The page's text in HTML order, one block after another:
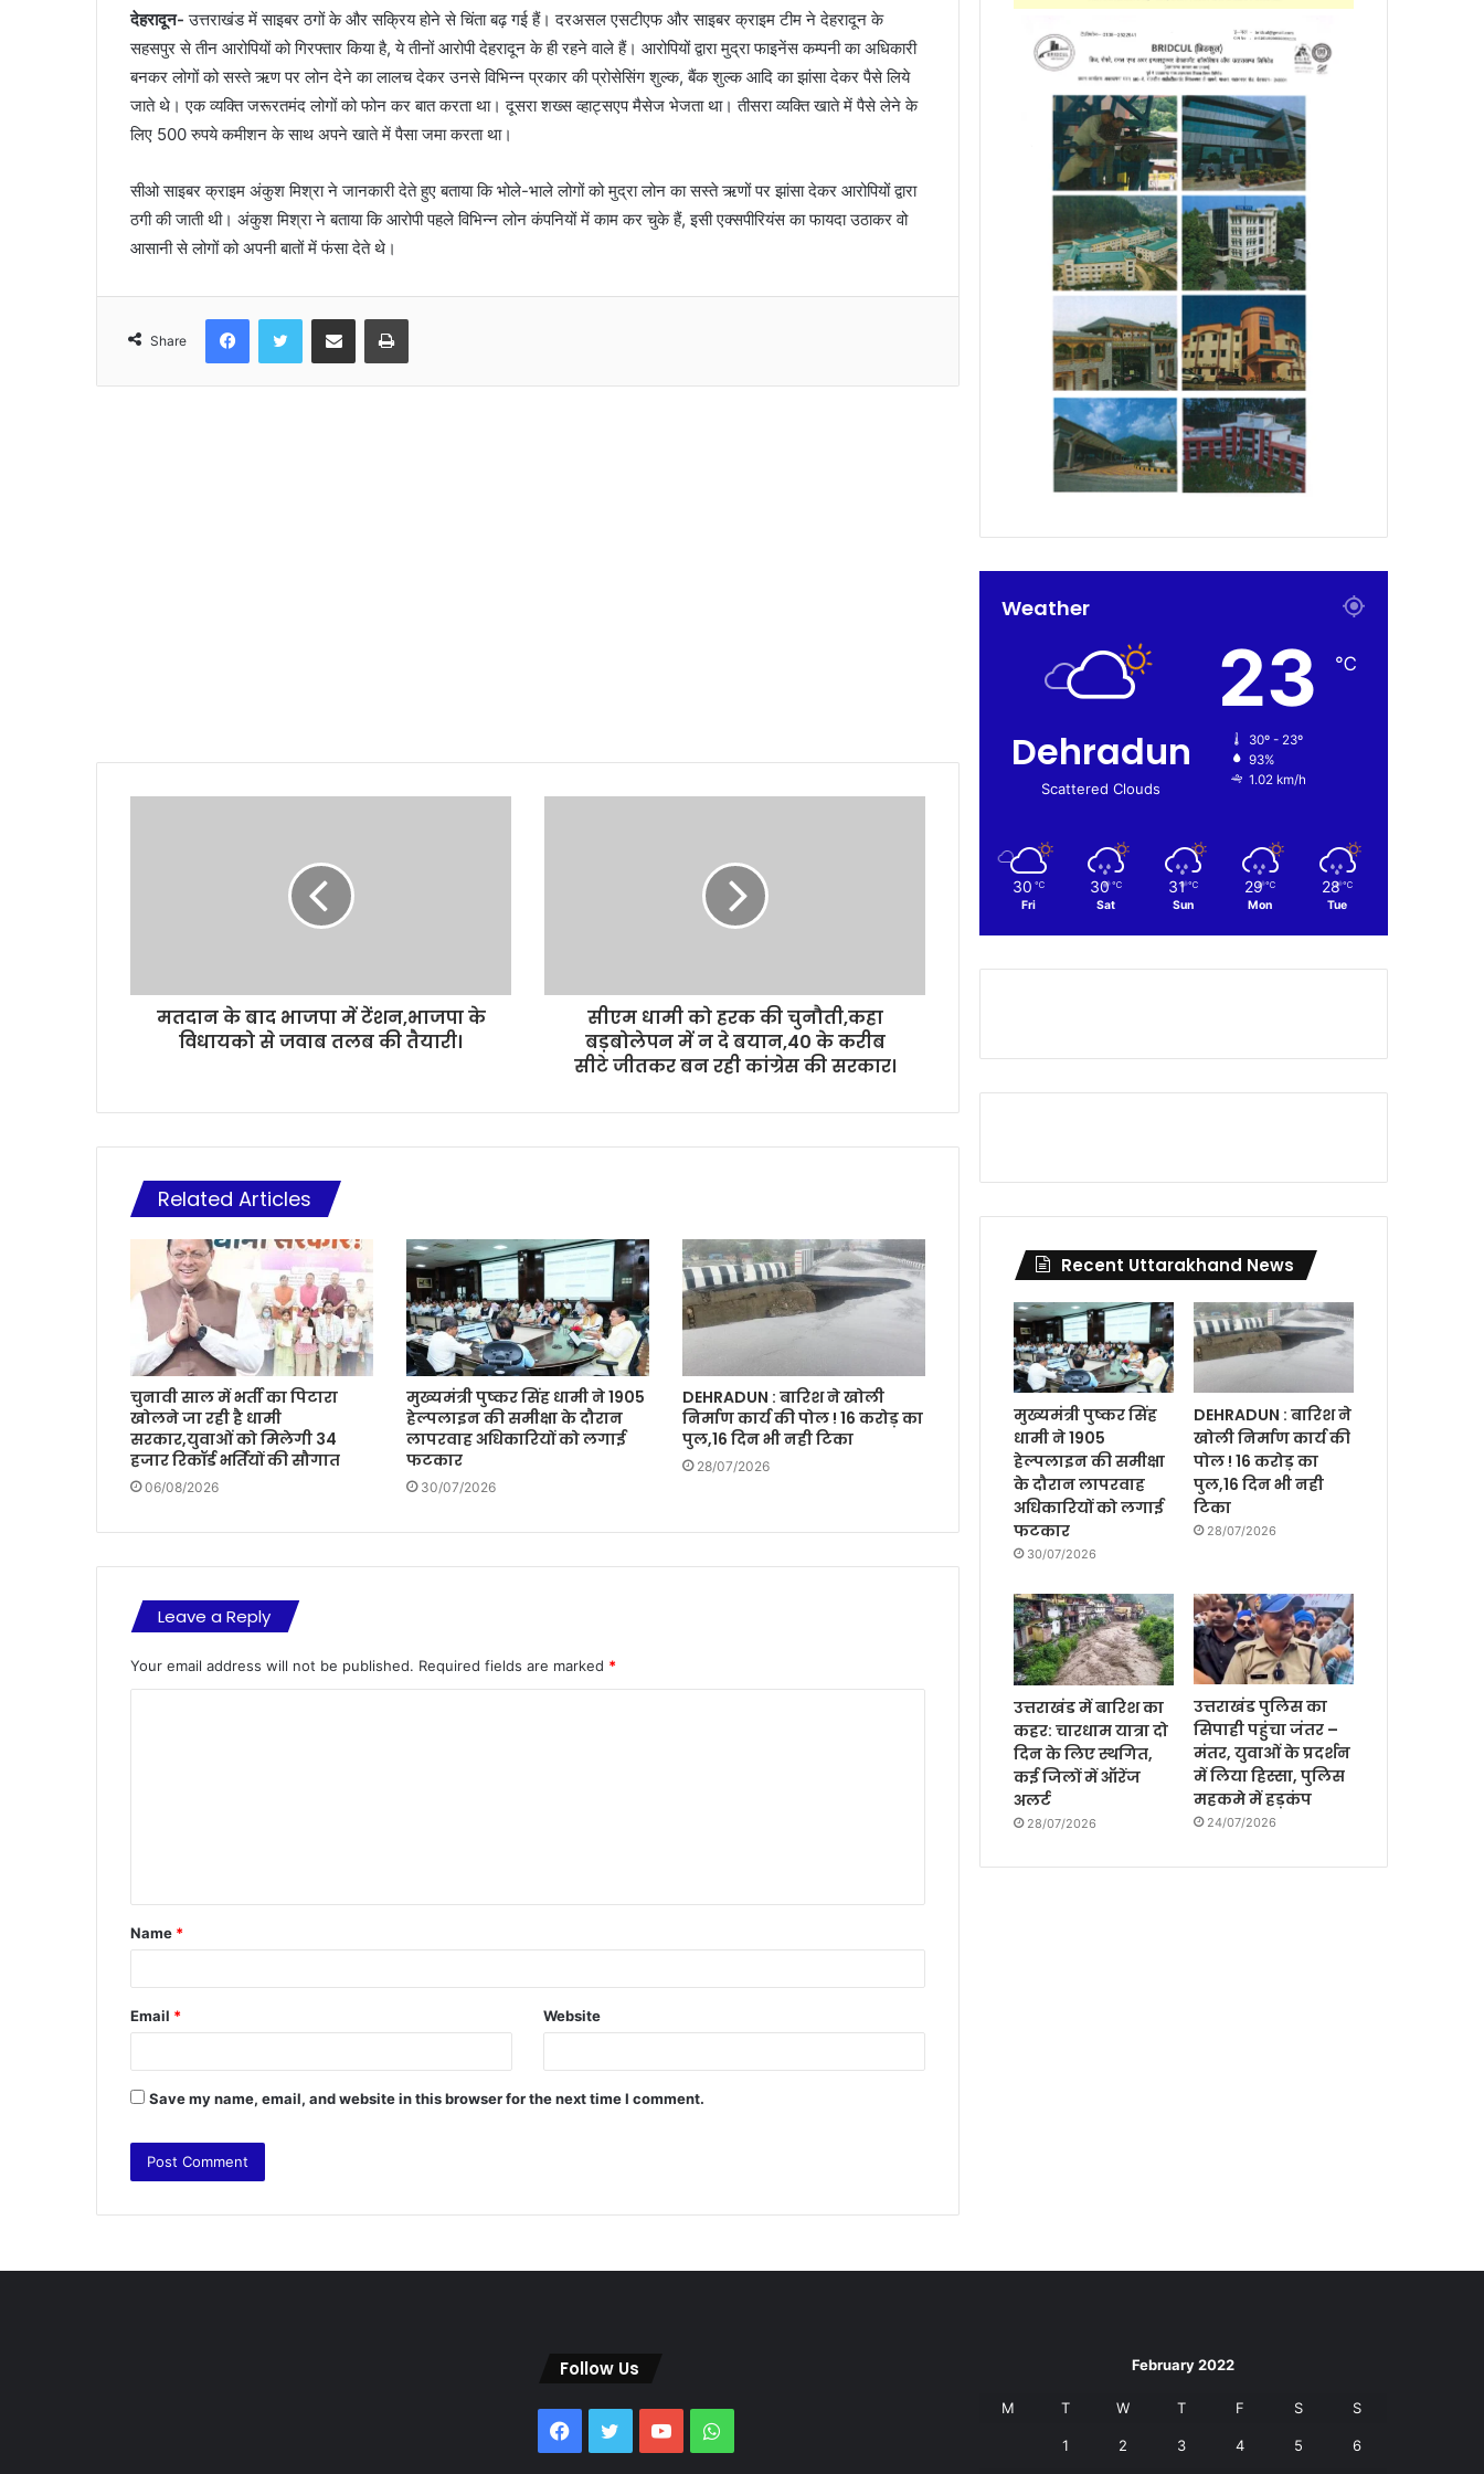
देहरादून-उत्तराखंड में साइबर ठगों के और सक्रिय होने से चिंता बढ़ गई हैं। दरअसल एसटीएफ और साइबर क्राइम टीम ने देहरादून के
सहसपुर से तीन आरोपियों को गिरफ्तार किया है, ये तीनों आरोपी देहरादून के ही रहने वाले हैं। आरोपियों द्वारा मुद्रा फाइनेंस कम्पनी का अधिकारी
बनकर लोगों को सस्ते ऋण पर लोन देने का लालच देकर उनसे विभिन्न प्रकार की प्रोसेसिंग शुल्क, बैंक शुल्क आदि का झांसा देकर पैसे लिये
जाते थे। एक व्यक्ति जरूरतमंद लोगों को फोन कर बात करता था। दूसरा शख्स व्हाट्सएप मैसेज भेजता था। तीसरा व्यक्ति खाते में पैसे लेने के
लिए 500 रुपये कमीशन के साथ अपने खाते में पैसा जमा करता था।
सीओ साइबर क्राइम अंकुश मिश्रा ने जानकारी देते हुए बताया कि भोले-भाले लोगों को मुद्रा लोन का सस्ते ऋणों पर झांसा देकर आरोपियों द्वारा
ठगी की जाती थी। अंकुश मिश्रा ने बताया कि आरोपी पहले विभिन्न लोन कंपनियों में काम कर चुके हैं, इसी एक्सपीरियंस का फायदा उठाकर वो
आसानी से लोगों को अपनी बातों में फंसा देते थे।
Share
मतदान के बाद भाजपा में टेंशन,भाजपा के
विधायको से जवाब तलब की तैयारी।
सीएम धामी को हरक की चुनौती,कहा
बड़बोलेपन में न दे बयान,40 के करीब
सीटे जीतकर बन रही कांग्रेस की सरकार।
Related Articles
चुनावी साल में भर्ती का पिटारा
खोलने जा रही है धामी
सरकार,युवाओं को मिलेगी 34
हजार रिकॉर्ड भर्तियों की सौगात
06/08/2026
मुख्यमंत्री पुष्कर सिंह धामी ने 1905
हेल्पलाइन की समीक्षा के दौरान
लापरवाह अधिकारियों को लगाई
फटकार
30/07/2026
DEHRADUN : बारिश ने खोली
निर्माण कार्य की पोल ! 16 करोड़ का
पुल,16 दिन भी नही टिका
28/07/2026
Leave a Reply
Your email address will not be published. Required fields are marked *
t
*
Name *
Email * Website
Save my name, email, and website in this browser for the next time I comment.
Weather
Dehradun
Scattered Clouds
23 ℃
30º - 23º
93%
1.02 km/h
30 ℃
Fri
30 ℃
Sat
31 ℃
Sun
29 ℃
Mon
28 ℃
Tue
Recent Uttarakhand News
मुख्यमंत्री पुष्कर सिंह
धामी ने 1905
हेल्पलाइन की समीक्षा
के दौरान लापरवाह
अधिकारियों को लगाई
फटकार
30/07/2026
DEHRADUN : बारिश ने
खोली निर्माण कार्य की
पोल ! 16 करोड़ का
पुल,16 दिन भी नही
टिका
28/07/2026
उत्तराखंड में बारिश का
कहर: चारधाम यात्रा दो
दिन के लिए स्थगित,
कई जिलों में ऑरेंज
अलर्ट
28/07/2026
उत्तराखंड पुलिस का
सिपाही पहुंचा जंतर –
मंतर, युवाओं के प्रदर्शन
में लिया हिस्सा, पुलिस
महकमे में हड़कंप
24/07/2026
Follow Us
Facebook
TwitterYouTube
February 2022
M T W T F S S
1 2 3 4 5 6